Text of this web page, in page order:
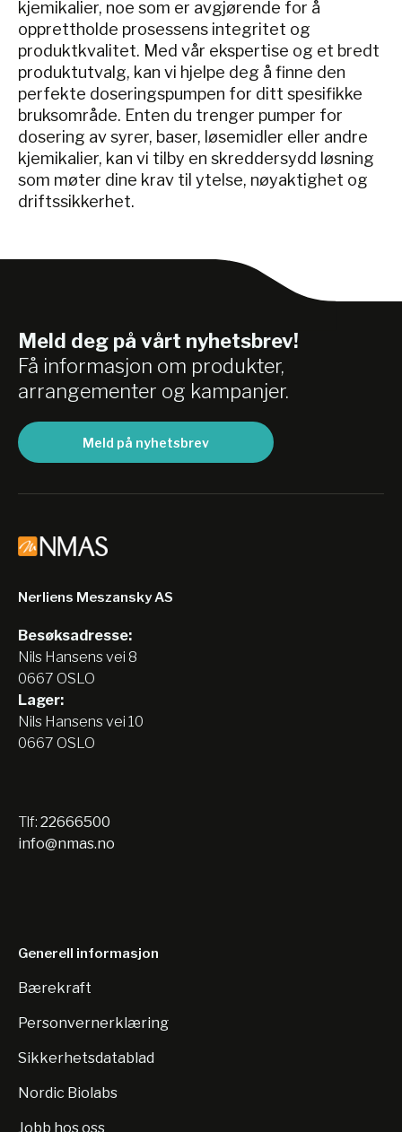
kjemikalier, noe som er avgjørende for å
opprettholde prosessens integritet og
produktkvalitet. Med vår ekspertise og et bredt
produktutvalg, kan vi hjelpe deg å finne den
perfekte doseringspumpen for ditt spesifikke
bruksområde. Enten du trenger pumper for
dosering av syrer, baser, løsemidler eller andre
kjemikalier, kan vi tilby en skreddersydd løsning
som møter dine krav til ytelse, nøyaktighet og
driftssikkerhet.
Meld deg på vårt nyhetsbrev!
Få informasjon om produkter,
arrangementer og kampanjer.
Meld på nyhetsbrev
Nerliens Meszansky AS
Besøksadresse:
Nils Hansens vei 8
0667 OSLO
Lager:
Nils Hansens vei 10
0667 OSLO
Tlf: 22666500
info@nmas.no
Generell informasjon
Bærekraft
Personvernerklæring
Sikkerhetsdatablad
Nordic Biolabs
Jobb hos oss